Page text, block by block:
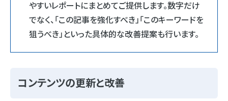
やすいレポートにまとめてご提供します。数字だけ
でなく、「この記事を強化すべき」「このキーワードを
狙うべき」といった具体的な改善提案も行います。
コンテンツの更新と改善